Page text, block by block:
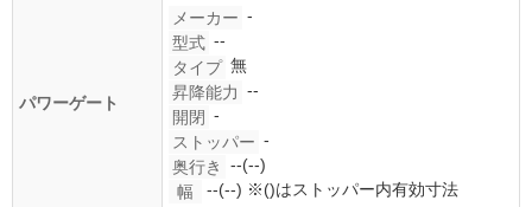
パワーゲート
メーカー -
型式 --
タイプ 無
昇降能力 --
開閉 -
ストッパー -
奥行き
--(--)
幅
--(--) ※()はストッパー内有効寸法